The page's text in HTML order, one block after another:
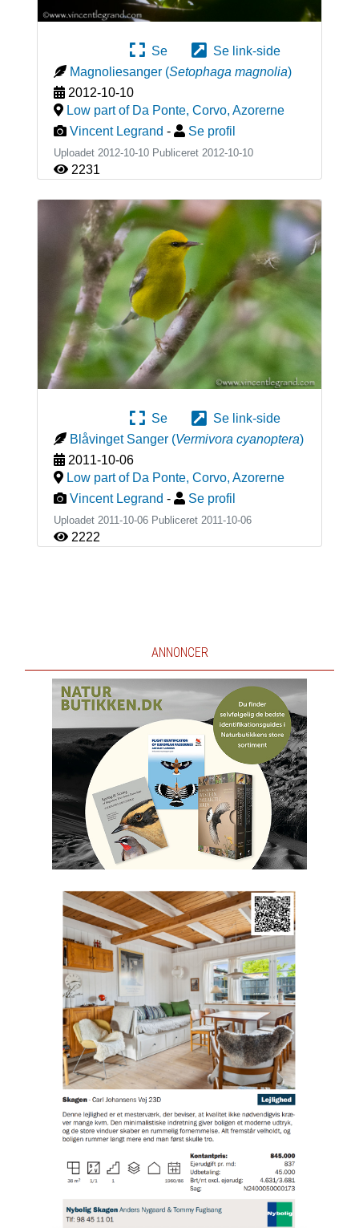
Se
Se link-side
Magnoliesanger (Setophaga magnolia)
2012-10-10
Low part of Da Ponte, Corvo, Azorerne
Vincent Legrand - Se profil
Uploadet 2012-10-10 Publiceret 2012-10-10
2231
Se
Se link-side
Blåvinget Sanger (Vermivora cyanoptera)
2011-10-06
Low part of Da Ponte, Corvo, Azorerne
Vincent Legrand - Se profil
Uploadet 2011-10-06 Publiceret 2011-10-06
2222
ANNONCER